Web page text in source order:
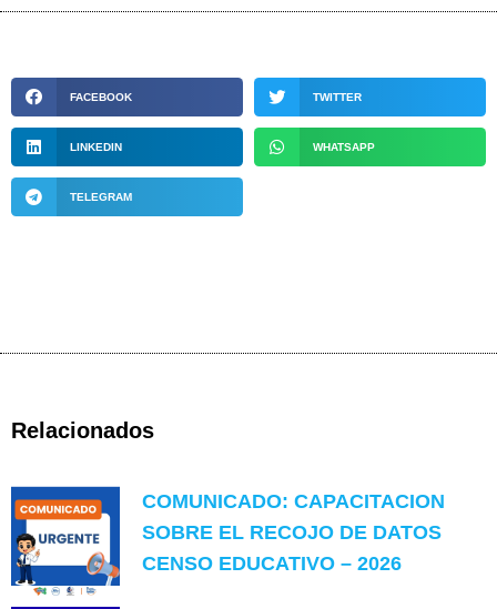
FACEBOOK TWITTER
LINKEDIN WHATSAPP
TELEGRAM
Relacionados
COMUNICADO: CAPACITACION
SOBRE EL RECOJO DE DATOS
CENSO EDUCATIVO – 2026